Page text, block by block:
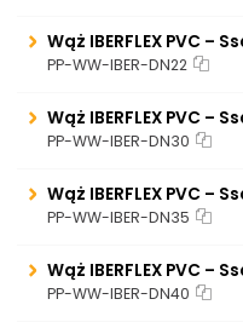
Wąż IBERFLEX PVC –
PP-WW-IBER-DN22
Wąż IBERFLEX PVC –
PP-WW-IBER-DN30
Wąż IBERFLEX PVC –
PP-WW-IBER-DN35
Wąż IBERFLEX PVC –
PP-WW-IBER-DN40